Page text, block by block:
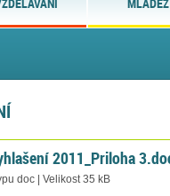
2011_Priloha
doc | Velikost 35 kB